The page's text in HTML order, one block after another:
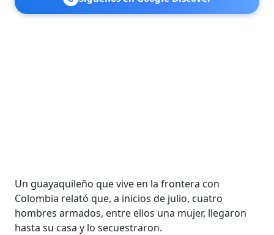
Un guayaquileño que vive en la frontera con
Colombia relató que, a inicios de julio, cuatro
hombres armados, entre ellos una mujer, llegaron
hasta su casa y lo secuestraron.